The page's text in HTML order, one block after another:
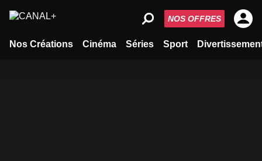
Nos Créations Cinéma Séries Sport
NOS OFFRES